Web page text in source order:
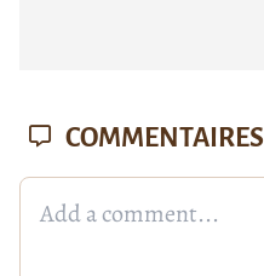
COMMENTAIRES